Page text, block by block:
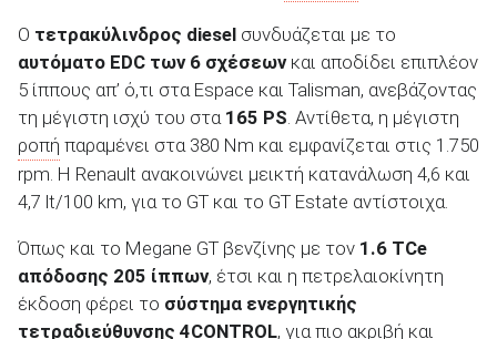
ΑΝΑΖΗΤΗΣΗ
Ο τετρακύλινδρος diesel συνδυάζεται με το
αυτόματο EDC των 6 σχέσεωνκαι αποδίδει επιπλέον
5 ίππους απ’ ό,τι στα Espace και Talisman, ανεβάζοντας
τη μέγιστη ισχύ του στα 165 PS. Αντίθετα, η μέγιστη
ροπή παραμένει στα 380 Nm και εμφανίζεται στις 1.750
rpm. Η Renault ανακοινώνει μεικτή κατανάλωση 4,6 και
4,7 lt/100 km, για το GT και το GT Estate αντίστοιχα.
Όπως και το Megane GT βενζίνης με τον 1.6 TCe
απόδοσης 205 ίππων, έτσι και η πετρελαιοκίνητη
έκδοση φέρει το σύστημα ενεργητικής
τετραδιεύθυνσης 4CONTROL, για πιο ακριβή και